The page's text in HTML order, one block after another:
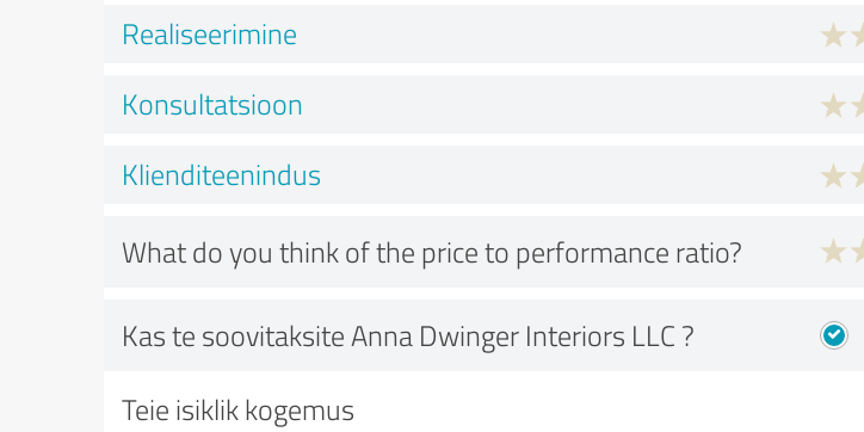
Realiseerimine
Konsultatsioon
Klienditeenindus
What do you think of the price to performance ratio?
Kas te soovitaksite Anna Dwinger Interiors LLC ?
Teie isiklik kogemus